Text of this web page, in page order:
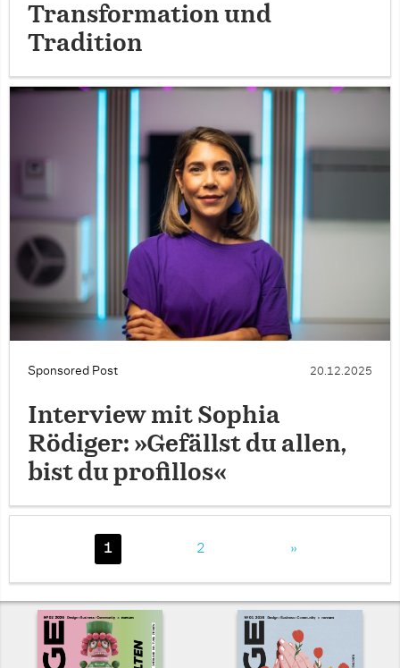
Transformation und
Tradition
Sponsored Post 20.12.2025
Interview mit Sophia
Rödiger: »Gefällst du allen,
bist du profillos«
1 2 »